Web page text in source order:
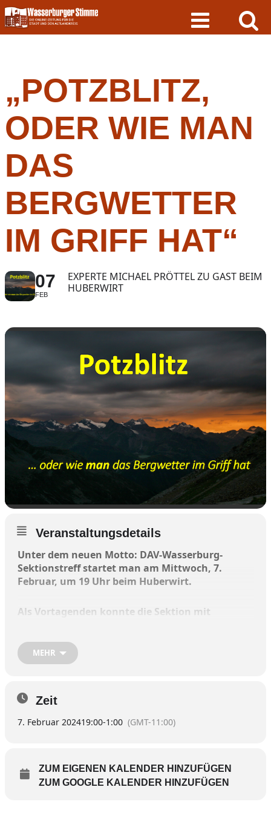
Skip
to
content
„POTZBLITZ,
ODER WIE MAN
DAS
BERGWETTER
IM GRIFF HAT“
07
FEB
EXPERTE MICHAEL PRÖTTEL ZU GAST BEIM
HUBERWIRT
Veranstaltungsdetails
Unter dem neuen Motto: DAV-Wasserburg-
Sektionstreff startet man am Mittwoch, 7.
Februar, um 19 Uhr beim Huberwirt.
Als Vortagenden konnte die Sektion mit
Titel „Potzblitz, oder wie man das Bergwetter
im Griff hat“, dreht sich um ein
Thema.
Nach wilden Jugendjahren heuert der Geograf
Buchautor aus Wörthsee landesweit als
versierter Experte.
MEHR
Zeit
7. Februar 202419:00-1:00 (GMT-11:00)
ZUM EIGENEN KALENDER HINZUFÜGEN
ZUM GOOGLE KALENDER HINZUFÜGEN